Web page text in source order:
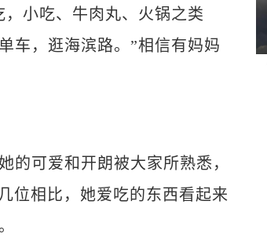
小吃、牛肉丸、火锅之类
车，逛海滨路。”相信有妈妈
可爱和开朗被大家所熟悉，
位相比，她爱吃的东西看起来